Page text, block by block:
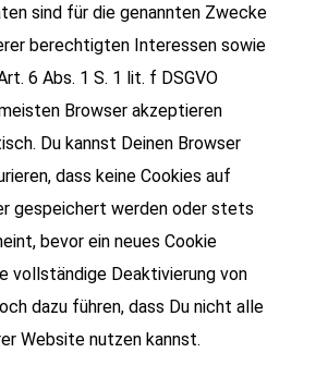
sind für die genannten Zwecke
berechtigten Interessen sowie
6 Abs. 1 S. 1 lit. f DSGVO
Browser akzeptieren
Du kannst Deinen Browser
dass keine Cookies auf
gespeichert werden oder stets
bevor ein neues Cookie
vollständige Deaktivierung von
dazu führen, dass Du nicht alle
Website nutzen kannst.